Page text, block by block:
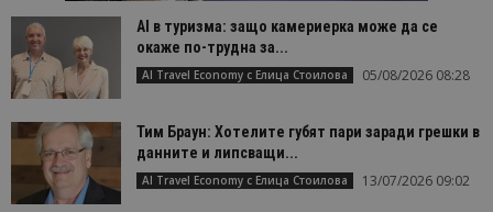
AI в туризма: защо камериерка може да се
окаже по-трудна за...
AI Travel Economy с Елица Стоилова 05/08/2026 08:28
Тим Браун: Хотелите губят пари заради грешки в
данните и липсващи...
AI Travel Economy с Елица Стоилова 13/07/2026 09:02